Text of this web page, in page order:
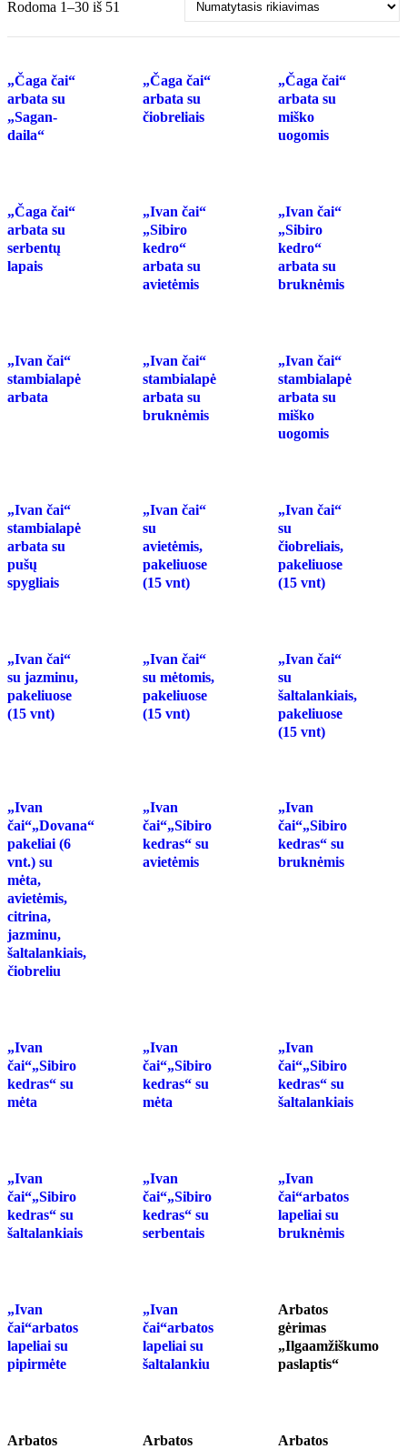
Rodoma 1–30 iš 51
„Čaga čai“
arbata su
„Sagan-
daila“
„Čaga čai“
arbata su
čiobreliais
„Čaga čai“
arbata su
miško
uogomis
„Čaga čai“
arbata su
serbentų
lapais
„Ivan čai“
„Sibiro
kedro“
arbata su
avietėmis
„Ivan čai“
„Sibiro
kedro“
arbata su
bruknėmis
„Ivan čai“
stambialapė
arbata
„Ivan čai“
stambialapė
arbata su
bruknėmis
„Ivan čai“
stambialapė
arbata su
miško
uogomis
„Ivan čai“
stambialapė
arbata su
pušų
spygliais
„Ivan čai“
su
avietėmis,
pakeliuose
(15 vnt)
„Ivan čai“
su
čiobreliais,
pakeliuose
(15 vnt)
„Ivan čai“
su jazminu,
pakeliuose
(15 vnt)
„Ivan čai“
su mėtomis,
pakeliuose
(15 vnt)
„Ivan čai“
su
šaltalankiais,
pakeliuose
(15 vnt)
„Ivan
čai“„Dovana“
pakeliai (6
vnt.) su
mėta,
avietėmis,
citrina,
jazminu,
šaltalankiais,
čiobreliu
„Ivan
čai“„Sibiro
kedras“ su
avietėmis
„Ivan
čai“„Sibiro
kedras“ su
bruknėmis
„Ivan
čai“„Sibiro
kedras“ su
mėta
„Ivan
čai“„Sibiro
kedras“ su
mėta
„Ivan
čai“„Sibiro
kedras“ su
šaltalankiais
„Ivan
čai“„Sibiro
kedras“ su
šaltalankiais
„Ivan
čai“„Sibiro
kedras“ su
serbentais
„Ivan
čai“arbatos
lapeliai su
bruknėmis
„Ivan
čai“arbatos
lapeliai su
pipirmėte
„Ivan
čai“arbatos
lapeliai su
šaltalankiu
Arbatos
gėrimas
„Ilgaamžiškumo
paslaptis“
Arbatos
Arbatos
Arbatos